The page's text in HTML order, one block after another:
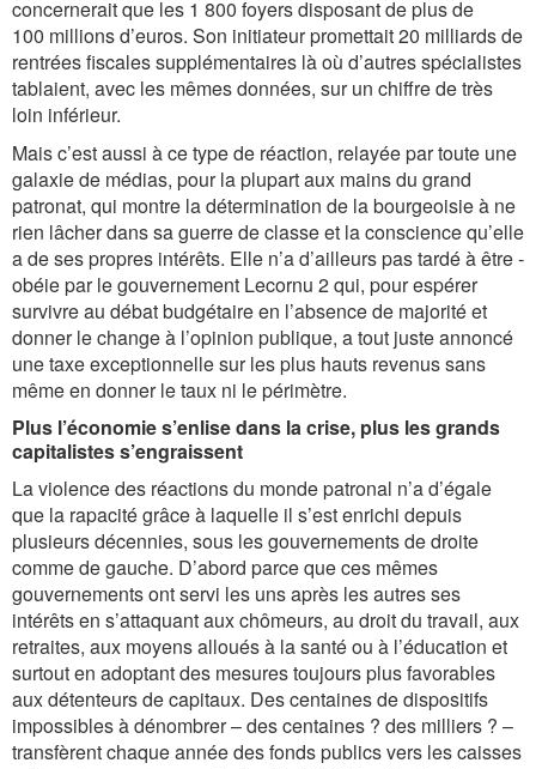
concernerait que les 1 800 foyers disposant de plus de
100 millions d’euros. Son initiateur promettait 20 milliards de
rentrées fiscales supplémentaires là où d’autres spécialistes
tablaient, avec les mêmes données, sur un chiffre de très
loin inférieur.
Mais c’est aussi à ce type de réaction, relayée par toute une
galaxie de médias, pour la plupart aux mains du grand
patronat, qui montre la détermination de la bourgeoisie à ne
rien lâcher dans sa guerre de classe et la conscience qu’elle
a de ses propres intérêts. Elle n’a d’ailleurs pas tardé à être ­
obéie par le gouvernement Lecornu 2 qui, pour espérer
survivre au débat budgétaire en l’absence de majorité et
donner le change à l’opinion publique, a tout juste annoncé
une taxe exceptionnelle sur les plus hauts revenus sans
même en donner le taux ni le périmètre.
Plus l’économie s’enlise dans la crise, plus les grands
capitalistes s’engraissent
La violence des réactions du monde patronal n’a d’égale
que la rapacité grâce à laquelle il s’est enrichi depuis
plusieurs décennies, sous les gouvernements de droite
comme de gauche. D’abord parce que ces mêmes
gouvernements ont servi les uns après les autres ses
intérêts en s’attaquant aux chômeurs, au droit du travail, aux
retraites, aux moyens alloués à la santé ou à l’éducation et
surtout en adoptant des mesures toujours plus favorables
aux détenteurs de capitaux. Des centaines de dispositifs
impossibles à dénombrer – des centaines ? des milliers ? –
transfèrent chaque année des fonds publics vers les caisses